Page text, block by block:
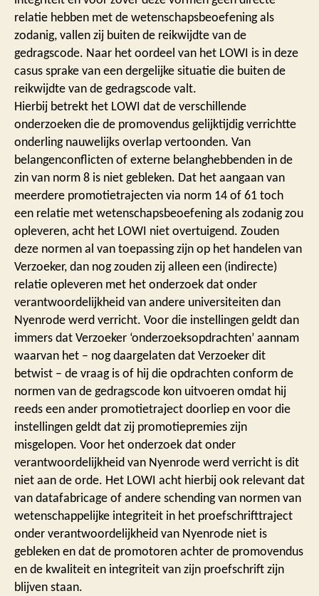
relatie hebben met de wetenschapsbeoefening als
zodanig, vallen zij buiten de reikwijdte van de
gedragscode. Naar het oordeel van het LOWI is in deze
casus sprake van een dergelijke situatie die buiten de
reikwijdte van de gedragscode valt.
Hierbij betrekt het LOWI dat de verschillende
onderzoeken die de promovendus gelijktijdig verrichtte
onderling nauwelijks overlap vertoonden. Van
belangenconflicten of externe belanghebbenden in de
zin van norm 8 is niet gebleken. Dat het aangaan van
meerdere promotietrajecten via norm 14 of 61 toch
een relatie met wetenschapsbeoefening als zodanig zou
opleveren, acht het LOWI niet overtuigend. Zouden
deze normen al van toepassing zijn op het handelen van
Verzoeker, dan nog zouden zij alleen een (indirecte)
relatie opleveren met het onderzoek dat onder
verantwoordelijkheid van andere universiteiten dan
Nyenrode werd verricht. Voor die instellingen geldt dan
immers dat Verzoeker ‘onderzoeksopdrachten’ aannam
waarvan het – nog daargelaten dat Verzoeker dit
betwist – de vraag is of hij die opdrachten conform de
normen van de gedragscode kon uitvoeren omdat hij
reeds een ander promotietraject doorliep en voor die
instellingen geldt dat zij promotiepremies zijn
misgelopen. Voor het onderzoek dat onder
verantwoordelijkheid van Nyenrode werd verricht is dit
niet aan de orde. Het LOWI acht hierbij ook relevant dat
van datafabricage of andere schending van normen van
wetenschappelijke integriteit in het proefschrifttraject
onder verantwoordelijkheid van Nyenrode niet is
gebleken en dat de promotoren achter de promovendus
en de kwaliteit en integriteit van zijn proefschrift zijn
blijven staan.